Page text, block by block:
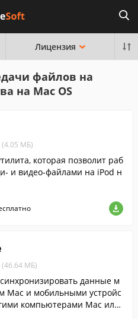
Лицензия
файлов на
на Mac OS
(4.05 МБ)
которая позволит раб
и видео-файлами на iPod н
(46.64 МБ)
данные м
Mac и мобильными устройс
компьютерами Mac или